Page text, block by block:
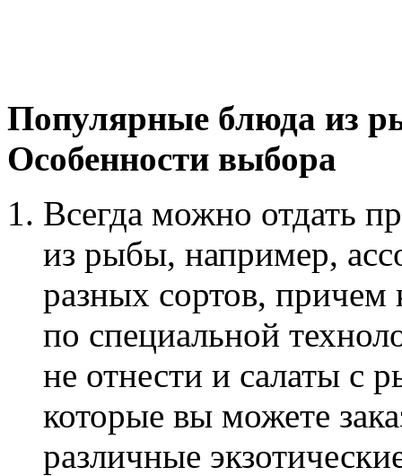
Популярные блюда из
Особенности выбора
Всегда можно отдать
из рыбы, например,
разных сортов,
по специальной
не отнести и салаты с
которые вы можете
различные